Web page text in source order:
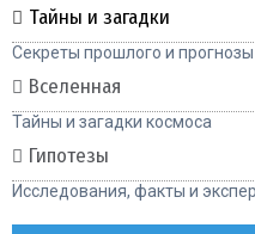
Тайны и загадки
Секреты прошлого и
Вселенная
Тайны и загадки космоса
Гипотезы
Исследования, факты и